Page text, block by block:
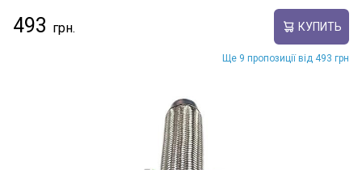
493 КУПИТЬ
Ще 9 пропозиції від 493 грн